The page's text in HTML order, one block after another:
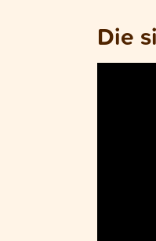
Die